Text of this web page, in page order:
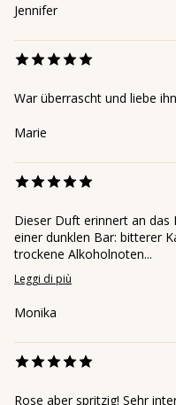
Jennifer
War überrascht und liebe ihn
Marie
Dieser Duft erinnert an das
einer dunklen Bar: bitterer
trockene Alkoholnoten...
Leggi di più
Monika
Rose aber spritzig! Sehr